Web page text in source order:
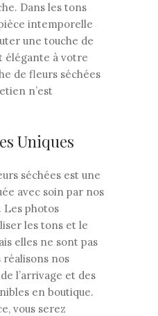
Dans les tons
intemporelle
une touche de
élégante à votre
de fleurs séchées
n’est
Uniques
séchées est une
avec soin par nos
Les photos
les tons et le
elles ne sont pas
réalisons nos
l’arrivage et des
en boutique.
vous serez